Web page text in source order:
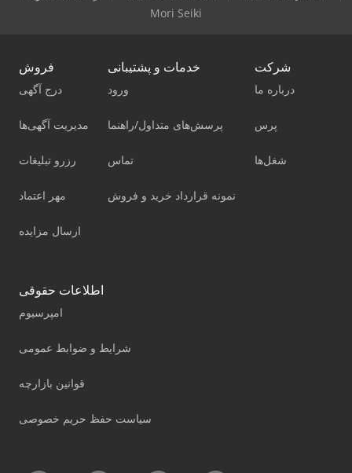
Mori Seiki
فروش
درج آگهی
مدیریت آگهی‌ها
رزرو تبلیغات
مهر اعتماد
ارسال مزایده
خدمات و پشتیبانی
ورود
پرسش‌های متداول/راهنما
تماس
نمونه قرارداد خرید و فروش
شرکت
درباره ما
پرس
شغل‌ها
اطلاعات حقوقی
امپرسیوم
شرایط و ضوابط عمومی
قوانین بازارچه
سیاست حفظ حریم خصوصی